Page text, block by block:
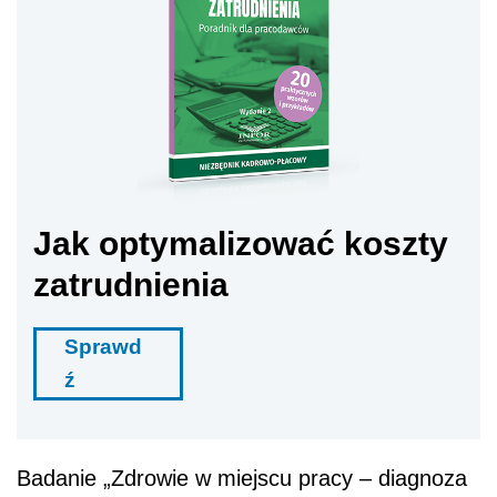
Jak optymalizować koszty
zatrudnienia
Sprawd
ź
Badanie „Zdrowie w miejscu pracy – diagnoza